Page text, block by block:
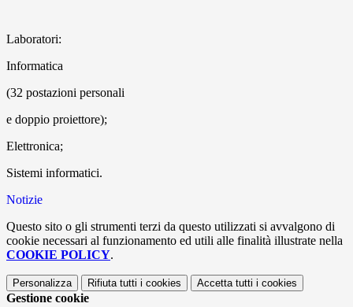
Laboratori:
Informatica
(32 postazioni personali
e doppio proiettore);
Elettronica;
Sistemi informatici.
Notizie
Questo sito o gli strumenti terzi da questo utilizzati si avvalgono di
cookie necessari al funzionamento ed utili alle finalità illustrate nella
COOKIE POLICY.
Personalizza Rifiuta tutti i cookies Accetta tutti i cookies
Gestione cookie